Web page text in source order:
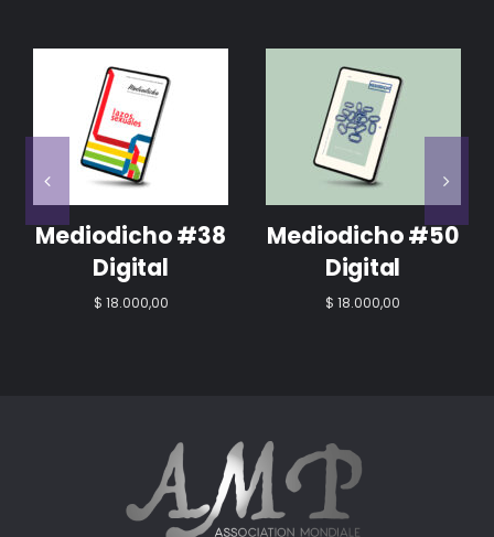
AÑADIR AL
CARRITO
DETALLES
Mediodicho #50
$30.000,00
AÑADIR AL
CARRITO
DETALLES
Mediodicho #39
Bis Digital
$11.000,00